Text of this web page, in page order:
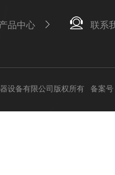
品中心 联系
设备有限公司版权所有 备案号